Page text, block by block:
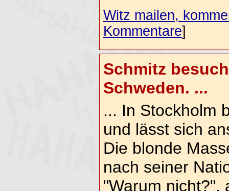
Witz mailen,
Kommentare]
Schmitz
Schweden. ...
... In Stockholm
und lässt sich
Die blonde
nach seiner
"Warum nicht?",